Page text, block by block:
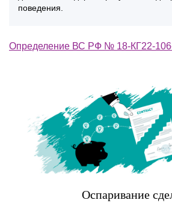
поведения.
Определение ВС РФ № 18-КГ22-
Оспаривание